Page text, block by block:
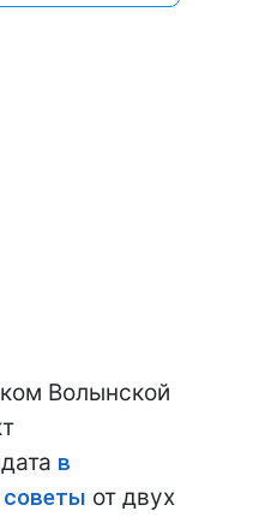
Волынской
в
советы от двух